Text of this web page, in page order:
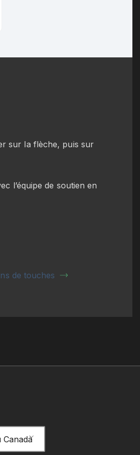
sur la flèche, puis sur
l’équipe de soutien en
de touches
Canada